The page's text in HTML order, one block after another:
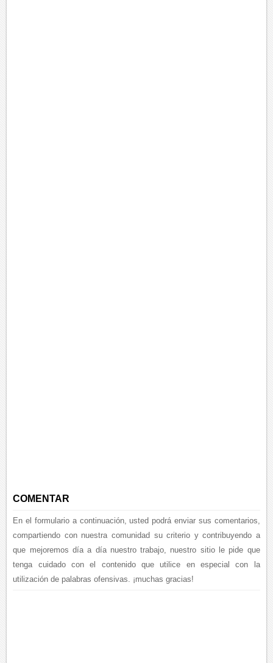
COMENTAR
En el formulario a continuación, usted podrá enviar sus comentarios,
compartiendo con nuestra comunidad su criterio y contribuyendo a
que mejoremos día a día nuestro trabajo, nuestro sitio le pide que
tenga cuidado con el contenido que utilice en especial con la
utilización de palabras ofensivas. ¡muchas gracias!